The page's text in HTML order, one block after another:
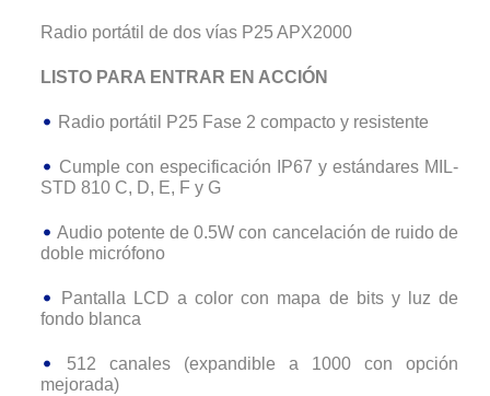
Radio portátil de dos vías P25 APX2000
LISTO PARA ENTRAR EN ACCIÓN
Radio portátil P25 Fase 2 compacto y resistente
Cumple con especificación IP67 y estándares MIL-
STD 810 C, D, E, F y G
Audio potente de 0.5W con cancelación de ruido de
doble micrófono
Pantalla LCD a color con mapa de bits y luz de
fondo blanca
512 canales (expandible a 1000 con opción
mejorada)